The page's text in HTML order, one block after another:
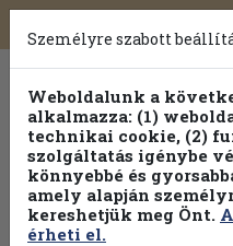
Toggle
navigation
Válogasson több mint
100%
Személyre szabott
Weboldalunk a
alkalmazza: (1)
technikai cookie, (2)
szolgáltatás igénybe
könnyebbé és
amely alapján
kereshetjük meg Önt.
érheti el.